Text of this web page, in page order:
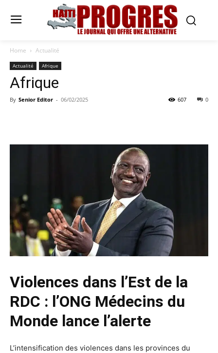
Home Actualité
Actualité Afrique
Afrique
By Senior Editor - 06/02/2025 0
607
Violences dans l’Est de la
RDC : l’ONG Médecins du
Monde lance l’alerte
L’intensification des violences dans les provinces du